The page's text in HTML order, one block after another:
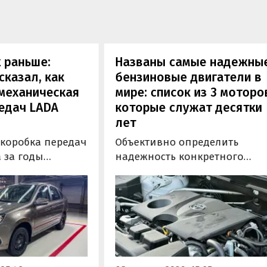
раньше:
как
LADA
передач
за годы
привод,
с
Названы самые
бензиновые двигатели в
мире: список из 3
которые служат десятки
лет
Объективно определить
надежность конкретного
поскольку его срок службы
прямо зависит от качества
обслуживания и условий
эксплуатации. Тем не менее
Autonews составил ТОП-3
надежных бензиновых